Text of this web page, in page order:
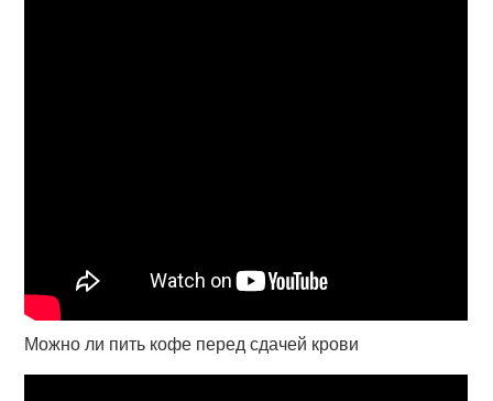
Можно ли пить кофе перед сдачей крови